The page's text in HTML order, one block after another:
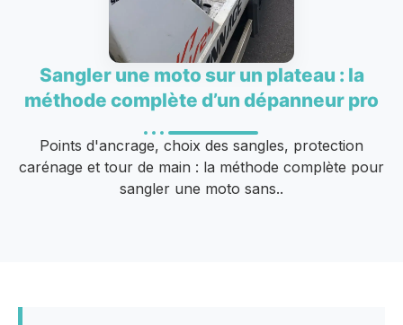
Sangler une moto sur un plateau : la
méthode complète d’un dépanneur pro
Points d'ancrage, choix des sangles, protection
carénage et tour de main : la méthode complète pour
sangler une moto sans..